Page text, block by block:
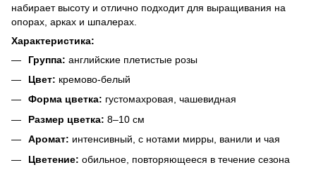
набирает высоту и отлично подходит для выращивания на
опорах, арках и шпалерах.
Характеристика:
Группа: английские плетистые розы
Цвет: кремово-белый
Форма цветка: густомахровая, чашевидная
Размер цветка: 8–10 см
Аромат: интенсивный, с нотами мирры, ванили и чая
Цветение: обильное, повторяющееся в течение сезона